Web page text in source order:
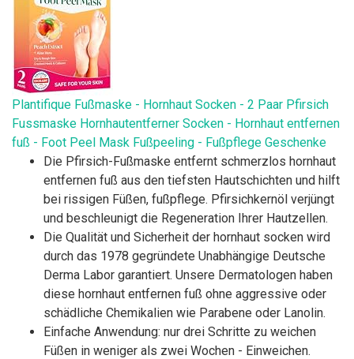
Plantifique Fußmaske - Hornhaut Socken - 2 Paar Pfirsich
Fussmaske Hornhautentferner Socken - Hornhaut entfernen
fuß - Foot Peel Mask Fußpeeling - Fußpflege Geschenke
Die Pfirsich-Fußmaske entfernt schmerzlos hornhaut
entfernen fuß aus den tiefsten Hautschichten und hilft
bei rissigen Füßen, fußpflege. Pfirsichkernöl verjüngt
und beschleunigt die Regeneration Ihrer Hautzellen.
Die Qualität und Sicherheit der hornhaut socken wird
durch das 1978 gegründete Unabhängige Deutsche
Derma Labor garantiert. Unsere Dermatologen haben
diese hornhaut entfernen fuß ohne aggressive oder
schädliche Chemikalien wie Parabene oder Lanolin.
Einfache Anwendung: nur drei Schritte zu weichen
Füßen in weniger als zwei Wochen - Einweichen.